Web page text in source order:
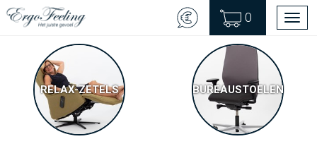
0
RELAX-ZETELS BUREAUSTOELEN